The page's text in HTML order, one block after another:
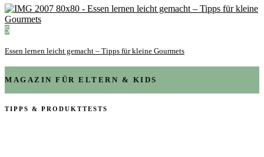
5
Essen lernen leicht gemacht – Tipps für kleine Gourmets
MAGAZIN FÜR ELTERN & KIDS
TIPPS & PRODUKTTESTS